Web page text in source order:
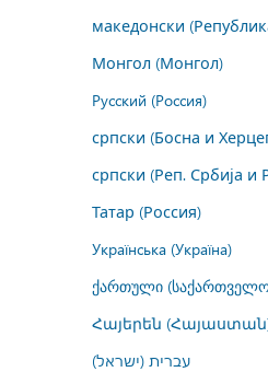
македонски
Монгол (Монгол)
Русский (Россия)
српски (Босна и
српски (Реп. Србија и
Татар (Россия)
Українська (Україна)
ქართული
Հայերեն
עברית (ישראל)